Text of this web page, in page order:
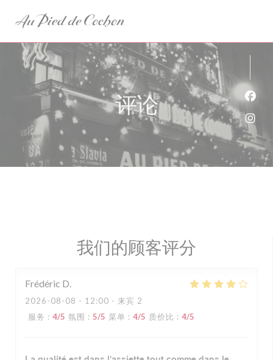
评论
我们的顾客评分
Frédéric D
2026-08-08 - 12:00 - 来宾 2
服务 : 4/5 氛围 : 5/5 菜单 : 4/5 质价比 : 4/5